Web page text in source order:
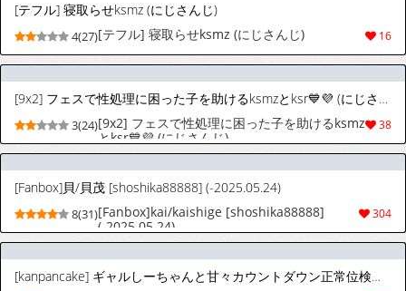
[テフル] 寝取らせksmz (にじさんじ)
16
4(27)[テフル] 寝取らせksmz (にじさんじ)
[9x2] フェスで性処理に困った子を助けるksmzとksr💙💜 (にじさんじ)
38
3(24)[9x2] フェスで性処理に困った子を助けるksmz
とksr💙💜 (にじさんじ)
[Fanbox]貝/貝茂 [shoshika88888] (-2025.05.24)
304
8(31)[Fanbox]kai/kaishige [shoshika88888]
(-2025.05.24)
[kanpancake] ギャルしーちゃんと甘々カウントダウン正常位検査❤ (にじさんじ)